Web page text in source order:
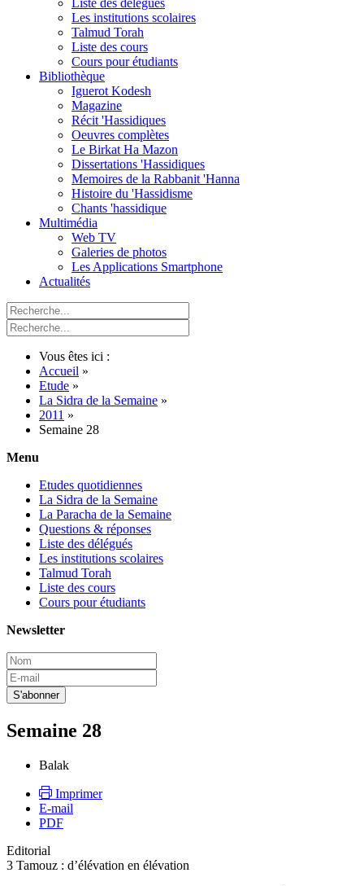
Liste des délégués
Les institutions scolaires
Talmud Torah
Liste des cours
Cours pour étudiants
Bibliothèque
Iguerot Kodesh
Magazine
Récit 'Hassidiques
Oeuvres complètes
Le Birkat Ha Mazon
Dissertations 'Hassidiques
Memoires de la Rabbanit 'Hanna
Histoire du 'Hassidisme
Chants 'hassidique
Multimédia
Web TV
Galeries de photos
Les Applications Smartphone
Actualités
Vous êtes ici :
Accueil »
Etude »
La Sidra de la Semaine »
2011 »
Semaine 28
Menu
Etudes quotidiennes
La Sidra de la Semaine
La Paracha de la Semaine
Questions & réponses
Liste des délégués
Les institutions scolaires
Talmud Torah
Liste des cours
Cours pour étudiants
Newsletter
Semaine 28
Balak
Imprimer
E-mail
PDF
Editorial
3 Tamouz : d’élévation en élévation